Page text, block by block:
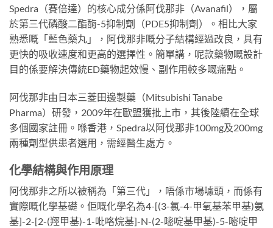
Spedra（賽倍達）的核心成分係阿伐那非（Avanafil），屬
於第三代磷酸二酯酶-5抑制劑（PDE5抑制劑）。相比大家
熟悉嘅「藍色藥丸」，阿伐那非嘅分子結構經過改良，具有
更快的吸收速度和更高的選擇性。簡單講，呢款藥物嘅設計
目的係要解決傳統ED藥物起效慢、副作用較多嘅痛點。
阿伐那非由日本三菱田邊製藥（Mitsubishi Tanabe
Pharma）研發，2009年在歐盟獲批上市，其後陸續在全球
多個國家註冊。喺香港，Spedra以阿伐那非100mg及200mg
兩種劑型供患者選用，需經醫生處方。
化學結構與作用原理
阿伐那非之所以被稱為「第三代」，唔係市場噱頭，而係有
實際嘅化學基礎。佢嘅化學名為4-[(3-氯-4-甲氧基苯甲基)氨
基]-2-[2-(羥甲基)-1-吡咯烷基]-N-(2-嘧啶基甲基)-5-嘧啶甲